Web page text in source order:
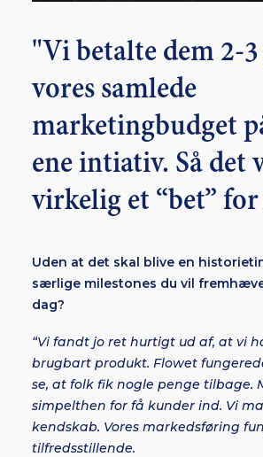
"Vi betalte dem 2-3
vores samlede
marketingbudget
ene intiativ. Så det
virkelig et “bet” for
Uden at det skal blive en
særlige milestones du vil
dag?
“Vi fandt jo ret hurtigt ud af, at vi
brugbart produkt. Flowet
se, at folk fik nogle penge tilbage.
simpelthen for få kunder ind. Vi
kendskab. Vores markedsføring
tilfredsstillende.